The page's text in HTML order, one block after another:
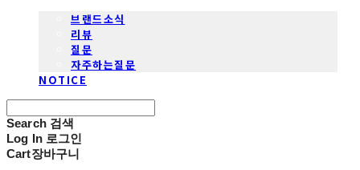
브랜드소식
리뷰
질문
자주하는질문
NOTICE
Search 검색
Log In 로그인
Cart장바구니